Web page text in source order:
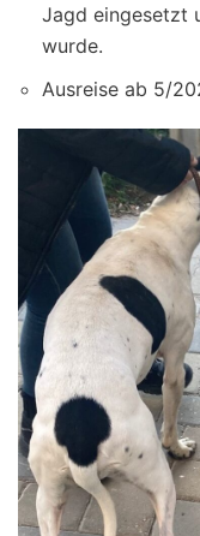
Jagd eingesetzt
wurde.
Ausreise ab 5/